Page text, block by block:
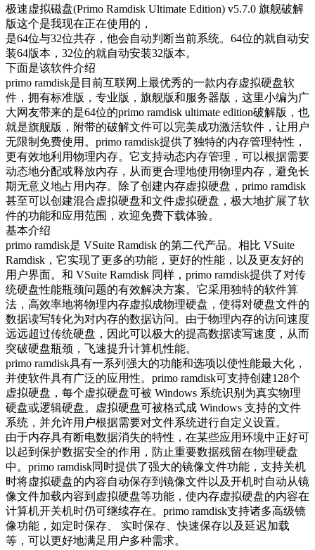
极速虚拟磁盘(Primo Ramdisk Ultimate Edition) v5.7.0 旗舰破解
版这个是我现在正在使用的，
是64位与32位共存，他会自动判断当前系统。64位的就自动安
装64版本，32位的就自动安装32版本。
下面是该软件介绍
primo ramdisk是目前互联网上最优秀的一款内存虚拟硬盘软
件，拥有标准版，专业版，旗舰版和服务器版，这里小编为广
大网友带来的是64位的primo ramdisk ultimate edition破解版，也
就是旗舰版，附带的破解文件可以完美成功激活软件，让用户
无限制免费使用。primo ramdisk提供了独特的内存管理特性，
更有效地利用物理内存。它支持动态内存管理，可以根据需要
动态地分配或释放内存，从而更合理地使用物理内存，避免长
期无意义地占用内存。除了创建内存虚拟硬盘，primo ramdisk
甚至可以创建混合虚拟硬盘和文件虚拟硬盘，极大地扩展了软
件的功能和应用范围，欢迎免费下载体验。
基本介绍
primo ramdisk是 VSuite Ramdisk 的第二代产品。相比 VSuite
Ramdisk，它实现了更多的功能，更好的性能，以及更友好的
用户界面。和 VSuite Ramdisk 同样，primo ramdisk提供了对传
统硬盘性能瓶颈问题的有效解决方案。它采用独特的软件算
法，高效率地将物理内存虚拟成物理硬盘，使得对硬盘文件的
数据读写转化为对内存的数据访问。由于物理内存的访问速度
远远超过传统硬盘，因此可以极大的提高数据读写速度，从而
突破硬盘瓶颈，飞速提升计算机性能。
primo ramdisk具有一系列强大的功能和选项以使性能最大化，
并使软件具有广泛的应用性。primo ramdisk可支持创建128个
虚拟硬盘，每个虚拟硬盘可被 Windows 系统识别为真实物理
硬盘或逻辑硬盘。虚拟硬盘可被格式成 Windows 支持的文件
系统，并允许用户根据需要对文件系统进行自定义设置。
由于内存具有断电数据消失的特性，在某些应用环境中正好可
以起到保护数据安全的作用，防止重要数据残留在物理硬盘
中。primo ramdisk同时提供了强大的镜像文件功能，支持关机
时将虚拟硬盘的内容自动保存到镜像文件以及开机时自动从镜
像文件加载内容到虚拟硬盘等功能，使内存虚拟硬盘的内容在
计算机开关机时仍可继续存在。primo ramdisk支持诸多高级镜
像功能，如定时保存、 实时保存、快速保存以及延迟加载
等，可以更好地满足用户多种需求。